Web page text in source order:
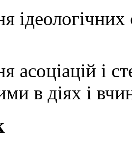
асоціацій і
в діях і